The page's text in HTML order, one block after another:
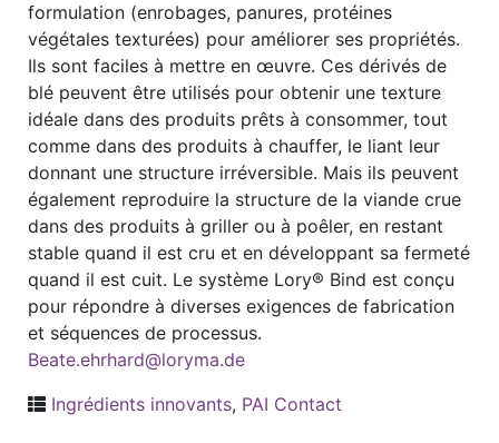
formulation (enrobages, panures, protéines
végétales texturées) pour améliorer ses propriétés.
Ils sont faciles à mettre en œuvre. Ces dérivés de
blé peuvent être utilisés pour obtenir une texture
idéale dans des produits prêts à consommer, tout
comme dans des produits à chauffer, le liant leur
donnant une structure irréversible. Mais ils peuvent
également reproduire la structure de la viande crue
dans des produits à griller ou à poêler, en restant
stable quand il est cru et en développant sa fermeté
quand il est cuit. Le système Lory® Bind est conçu
pour répondre à diverses exigences de fabrication
et séquences de processus.
Beate.ehrhard@loryma.de
Ingrédients innovants, PAI Contact